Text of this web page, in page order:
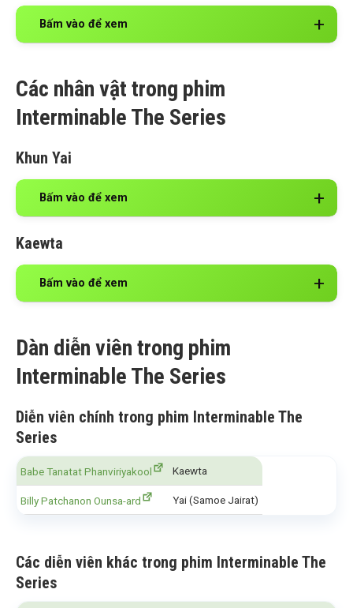
Bấm vào để xem
Các nhân vật trong phim
Interminable The Series
Khun Yai
Bấm vào để xem
Kaewta
Bấm vào để xem
Dàn diễn viên trong phim
Interminable The Series
Diễn viên chính trong phim Interminable The
Series
Babe Tanatat Phanviriyakool Kaewta
Billy Patchanon Ounsa-ard Yai (Samoe Jairat)
Các diễn viên khác trong phim Interminable The
Series